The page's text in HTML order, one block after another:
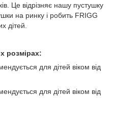
Це відрізняє нашу пустушку
на ринку і робить FRIGG
дітей.
розмірах:
для дітей віком від
для дітей віком від